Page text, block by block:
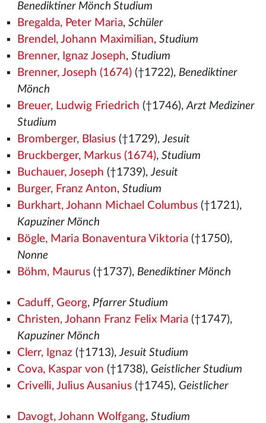
Benediktiner Mönch Studium
Bregalda, Peter Maria, Schüler
Brendel, Johann Maximilian, Studium
Brenner, Ignaz Joseph, Studium
Brenner, Joseph (1674)(†1722), Benediktiner
Mönch
Breuer, Ludwig Friedrich (†1746),Arzt Mediziner
Studium
Bromberger, Blasius(†1729),Jesuit
Bruckberger, Markus (1674), Studium
Buchauer, Joseph (†1739),Jesuit
Burger, Franz Anton, Studium
Burkhart, Johann Michael Columbus(†1721),
Kapuziner Mönch
Bögle, Maria Bonaventura Viktoria(†1750),
Nonne
Böhm, Maurus(†1737), Benediktiner Mönch
Caduff, Georg, Pfarrer Studium
Christen, Johann Franz Felix Maria(†1747),
Kapuziner Mönch
Clerr, Ignaz (†1713),Jesuit Studium
Cova, Kaspar von (†1738), Geistlicher Studium
Crivelli, Julius Ausanius(†1745), Geistlicher
Davogt, Johann Wolfgang, Studium